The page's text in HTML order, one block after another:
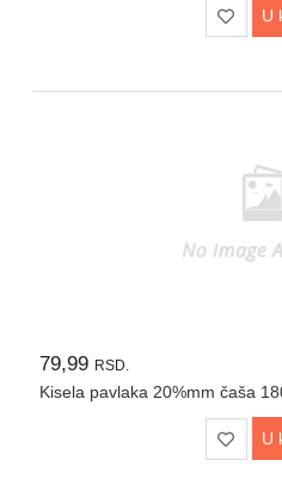
U
79,99 RSD.
Kisela pavlaka 20%mm čaša
U